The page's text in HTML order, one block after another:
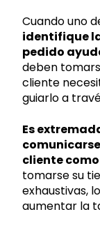
Cuando uno
identifique
pedido
deben
cliente
guiarlo a
Es
cliente
tomarse su
exhaustivas,
aumentar la